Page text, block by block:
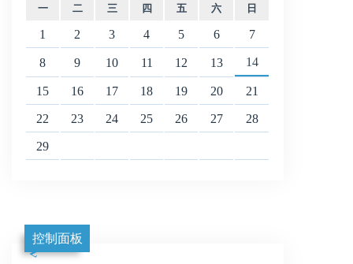
一 二 三 四 五 六 日
1 2 3 4 5 6 7
8 9 10 11 12 13 14
15 16 17 18 19 20 21
22 23 24 25 26 27 28
29
控制面板